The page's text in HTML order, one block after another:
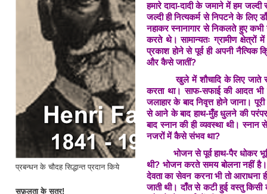
प्रबन्धन के चौदह सिद्धान्त प्रदान किये
सफ़लता के सूत्र!
हमारे दादा-दादी के जमाने में हम
जल्दी ही नित्यकर्म से निपटने के लिए
नहाकर स्नानागार से निकलते हुए
करते थे। सामान्यतः ग्रामीण
प्रकाश होने से पूर्व ही अपनी
और कैसे जातीं?
खुले में शौचादि के लिए जाते समय
करता था। साफ-सफाई की आदत भी
जलाहार के बाद निवृत्त होने जाना।
से आने के बाद हाथ-मुँह धुलने की
बाद स्नान की ही व्यवस्था थी।
नजरों में कैसे संभव था?
भोजन से पूर्व हाथ-पैर धोकर
थी? भोजन करते समय बोलना नहीं
देवता का सेवन करना भी तो आराधना
जाती थी। दाँत से कटी हुई वस्तु